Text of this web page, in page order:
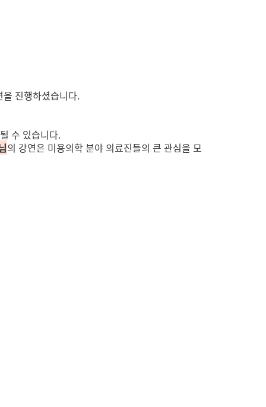
진행하셨습니다.
수 있습니다.
의 강연은 미용의학 분야 의료진들의 큰 관심을 모